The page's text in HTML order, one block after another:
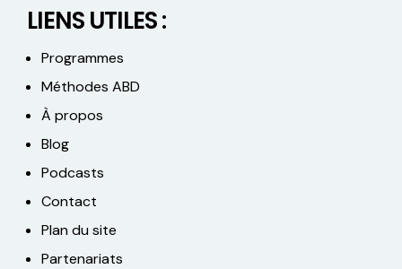
LIENS UTILES :
Programmes
Méthodes ABD
À propos
Blog
Podcasts
Contact
Plan du site
Partenariats